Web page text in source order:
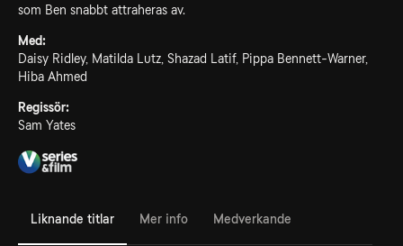
som Ben snabbt attraheras av.
Med:
Daisy Ridley, Matilda Lutz, Shazad Latif, Pippa Bennett-Warner,
Hiba Ahmed
Regissör:
Sam Yates
Liknande titlar Mer info Medverkande